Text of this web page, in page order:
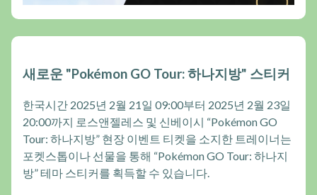
새로운 "Pokémon GO Tour: 하나지방" 스티커
한국시간 2025년 2월 21일 09:00부터 2025년 2월 23일
20:00까지 로스앤젤레스 및 신베이시 “Pokémon GO
Tour: 하나지방” 현장 이벤트 티켓을 소지한 트레이너는
포켓스톱이나 선물을 통해 “Pokémon GO Tour: 하나지
방” 테마 스티커를 획득할 수 있습니다.